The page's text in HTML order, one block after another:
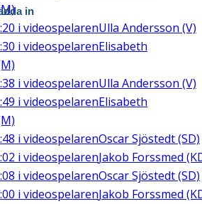
i videospelarenUlla Andersson (V)
i videospelarenElisabeth
i videospelarenUlla Andersson (V)
i videospelarenElisabeth
i videospelarenOscar Sjöstedt (SD)
i videospelarenJakob Forssmed
i videospelarenOscar Sjöstedt (SD)
i videospelarenJakob Forssmed
in